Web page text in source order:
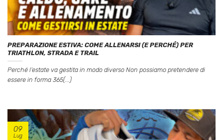
PREPARAZIONE ESTIVA: COME ALLENARSI (E PERCHÉ) PER
TRIATHLON, STRADA E TRAIL
Perché l’estate va gestita in modo diverso Non possiamo pretendere di
essere in forma 365(...)
09
Lug